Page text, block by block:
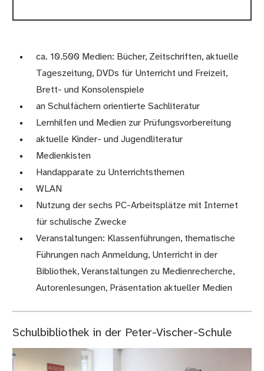
ca. 10.500 Medien: Bücher, Zeitschriften, aktuelle
Tageszeitung, DVDs für Unterricht und Freizeit,
Brett- und Konsolenspiele
an Schulfächern orientierte Sachliteratur
Lernhilfen und Medien zur Prüfungsvorbereitung
aktuelle Kinder- und Jugendliteratur
Medienkisten
Handapparate zu Unterrichtsthemen
WLAN
Nutzung der sechs PC-Arbeitsplätze mit Internet
für schulische Zwecke
Veranstaltungen: Klassenführungen, thematische
Führungen nach Anmeldung, Unterricht in der
Bibliothek, Veranstaltungen zu Medienrecherche,
Autorenlesungen, Präsentation aktueller Medien
Schulbibliothek in der Peter-Vischer-Schule